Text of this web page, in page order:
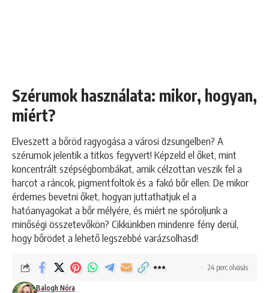
Szérumok használata: mikor, hogyan,
miért?
Elveszett a bőröd ragyogása a városi dzsungelben? A
szérumok jelentik a titkos fegyvert! Képzeld el őket, mint
koncentrált szépségbombákat, amik célzottan veszik fel a
harcot a ráncok, pigmentfoltok és a fakó bőr ellen. De mikor
érdemes bevetni őket, hogyan juttathatjuk el a
hatóanyagokat a bőr mélyére, és miért ne spóroljunk a
minőségi összetevőkön? Cikkünkben mindenre fény derül,
hogy bőrödet a lehető legszebbé varázsolhasd!
Balogh Nóra
24 perc olvasás